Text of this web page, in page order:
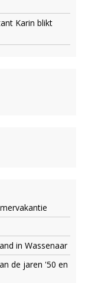
Karin blikt
in Wassenaar
de jaren '50 en